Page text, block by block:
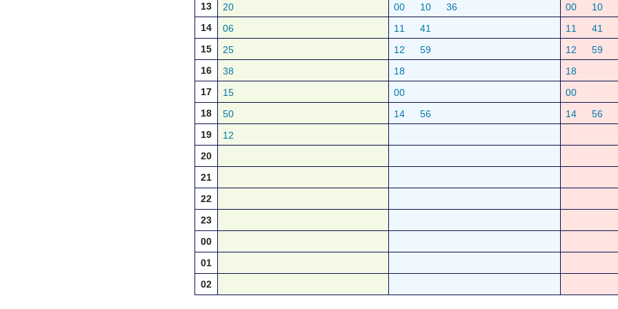
13 20 00 10 36 00
10
14
06 11 41 11
41
15
25 12 59 12
59
16
38 18
18
17
15 00
00
18
50 14 56 14
56
19
12
20
21
22
23
00
01
02